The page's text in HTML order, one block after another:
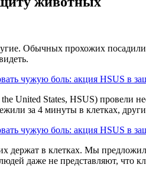
Обычных прохожих
States, HSUS) провели
за 4 минуты в клетках,
в клетках. Мы
даже не представляют, что